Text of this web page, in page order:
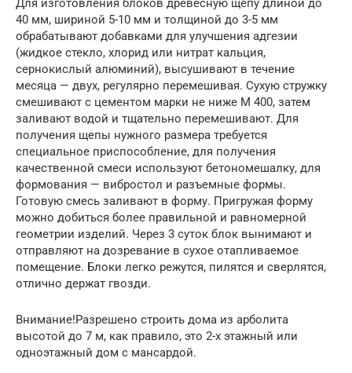
Для изготовления блоков древесную щепу длиной до
40 мм, шириной 5-10 мм и толщиной до 3-5 мм
обрабатывают добавками для улучшения адгезии
(жидкое стекло, хлорид или нитрат кальция,
сернокислый алюминий), высушивают в течение
месяца — двух, регулярно перемешивая. Сухую стружку
смешивают с цементом марки не ниже М 400, затем
заливают водой и тщательно перемешивают. Для
получения щепы нужного размера требуется
специальное приспособление, для получения
качественной смеси используют бетономешалку, для
формования — вибростол и разъемные формы.
Готовую смесь заливают в форму. Пригружая форму
можно добиться более правильной и равномерной
геометрии изделий. Через 3 суток блок вынимают и
отправляют на дозревание в сухое отапливаемое
помещение. Блоки легко режутся, пилятся и сверлятся,
отлично держат гвозди.
Внимание!Разрешено строить дома из арболита
высотой до 7 м, как правило, это 2-х этажный или
одноэтажный дом с мансардой.